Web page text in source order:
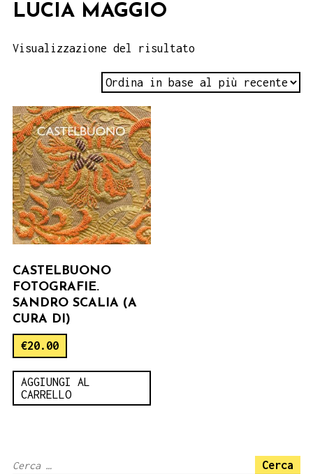
LUCIA MAGGIO
Visualizzazione del risultato
CASTELBUONO
FOTOGRAFIE.
SANDRO SCALIA (A
CURA DI)
€20.00
AGGIUNGI AL
CARRELLO
Ricerca